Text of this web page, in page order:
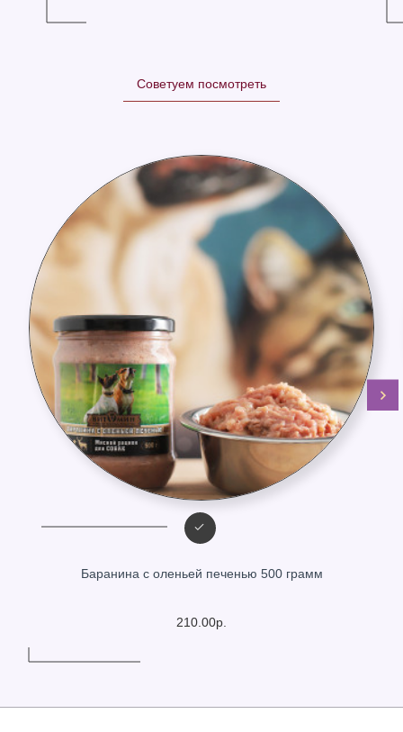
Советуем посмотреть
Баранина с оленьей печенью 500 грамм
210.00р.